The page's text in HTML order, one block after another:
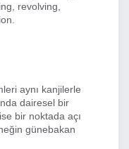
revolving,
aynı kanjilerle
dairesel bir
bir noktada açı
günebakan